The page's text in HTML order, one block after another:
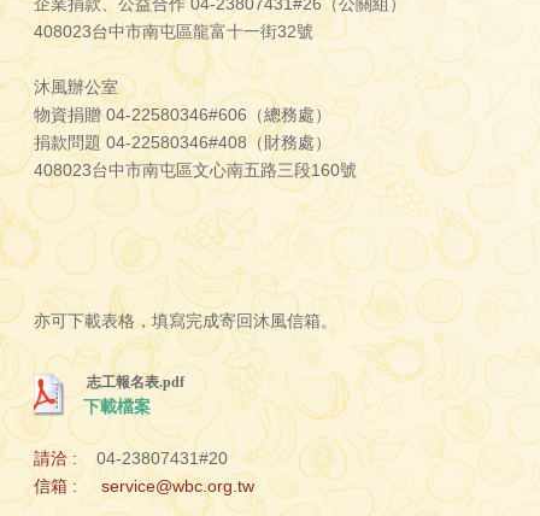
志工報名表.pdf
下載檔案
請洽 :
信箱 :
@wbc.org.tw